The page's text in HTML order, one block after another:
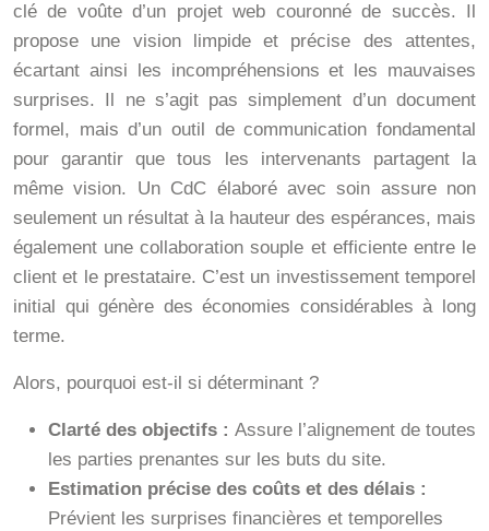
clé de voûte d’un projet web couronné de succès. Il
propose une vision limpide et précise des attentes,
écartant ainsi les incompréhensions et les mauvaises
surprises. Il ne s’agit pas simplement d’un document
formel, mais d’un outil de communication fondamental
pour garantir que tous les intervenants partagent la
même vision. Un CdC élaboré avec soin assure non
seulement un résultat à la hauteur des espérances, mais
également une collaboration souple et efficiente entre le
client et le prestataire. C’est un investissement temporel
initial qui génère des économies considérables à long
terme.
Alors, pourquoi est-il si déterminant ?
Clarté des objectifs : Assure l’alignement de toutes
les parties prenantes sur les buts du site.
Estimation précise des coûts et des délais :
Prévient les surprises financières et temporelles